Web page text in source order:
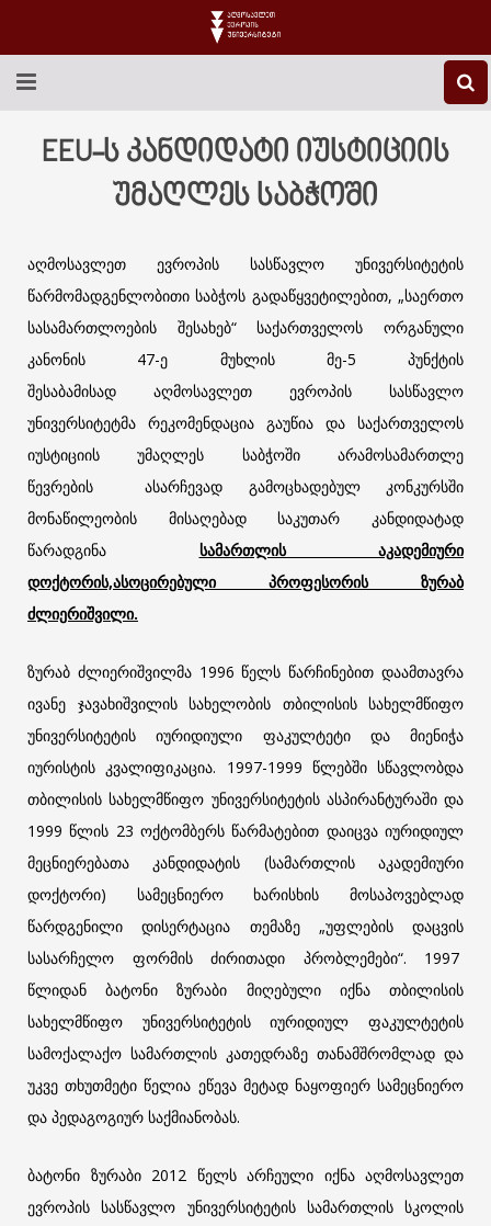
EEU-Ს ᲨᲔᲡᲐᲮᲔᲑ
ᲡᲐᲔᲠᲗᲐᲨᲝᲠᲘᲡᲝ
ᲑᲘᲑᲚᲘᲝᲗᲔᲙᲐ
ᲡᲢᲣᲓᲔᲜᲢᲣᲠᲘ ᲪᲮᲝᲕᲠᲔᲑᲐ
ᲙᲝᲜᲢᲐᲥᲢᲘ
EEU-ს კანდიდატი იუსტიციის
უმაღლეს საბჭოში
აღმოსავლეთ ევროპის სასწავლო უნივერსიტეტის
წარმომადგენლობითი საბჭოს გადაწყვეტილებით, „საერთო
სასამართლოების შესახებ“ საქართველოს ორგანული
კანონის 47-ე მუხლის მე-5 პუნქტის
შესაბამისად აღმოსავლეთ ევროპის სასწავლო
უნივერსიტეტმა რეკომენდაცია გაუწია და საქართველოს
იუსტიციის უმაღლეს საბჭოში არამოსამართლე
წევრების ასარჩევად გამოცხადებულ კონკურსში
მონაწილეობის მისაღებად საკუთარ კანდიდატად
წარადგინა სამართლის აკადემიური
დოქტორის,ასოცირებული პროფესორის ზურაბ
ძლიერიშვილი.
ზურაბ ძლიერიშვილმა 1996 წელს წარჩინებით დაამთავრა
ივანე ჯავახიშვილის სახელობის თბილისის სახელმწიფო
უნივერსიტეტის იურიდიული ფაკულტეტი და მიენიჭა
იურისტის კვალიფიკაცია. 1997-1999 წლებში სწავლობდა
თბილისის სახელმწიფო უნივერსიტეტის ასპირანტურაში და
1999 წლის 23 ოქტომბერს წარმატებით დაიცვა იურიდიულ
მეცნიერებათა კანდიდატის (სამართლის აკადემიური
დოქტორი) სამეცნიერო ხარისხის მოსაპოვებლად
წარდგენილი დისერტაცია თემაზე „უფლების დაცვის
სასარჩელო ფორმის ძირითადი პრობლემები“. 1997
წლიდან ბატონი ზურაბი მიღებული იქნა თბილისის
სახელმწიფო უნივერსიტეტის იურიდიულ ფაკულტეტის
სამოქალაქო სამართლის კათედრაზე თანამშრომლად და
უკვე თხუთმეტი წელია ეწევა მეტად ნაყოფიერ სამეცნიერო
და პედაგოგიურ საქმიანობას.
ბატონი ზურაბი 2012 წელს არჩეული იქნა აღმოსავლეთ
ევროპის სასწავლო უნივერსიტეტის სამართლის სკოლის